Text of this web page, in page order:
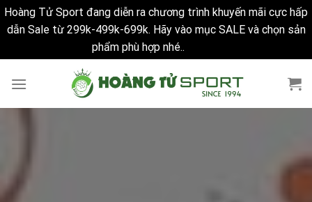
Hoàng Tử Sport đang diễn ra chương trình khuyến mãi cực hấp
dẫn Sale từ 299k-499k-699k. Hãy vào mục SALE và chọn sản
phẩm phù hợp nhé..